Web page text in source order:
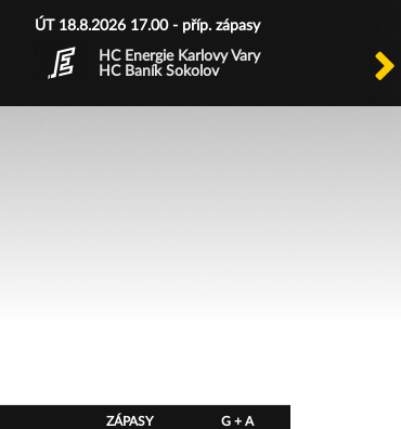
ÚT 18.8.2026 17.00 - příp. zápasy
HC Energie Karlovy Vary
HC Baník Sokolov
ZÁPASY G + A